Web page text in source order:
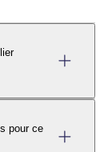
pour ce